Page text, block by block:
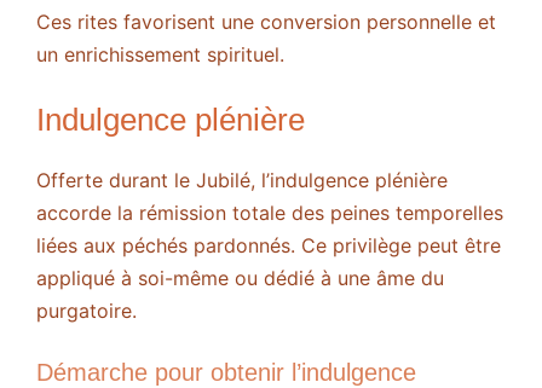
Ces rites favorisent une conversion personnelle et
un enrichissement spirituel.
Indulgence plénière
Offerte durant le Jubilé, l’indulgence plénière
accorde la rémission totale des peines temporelles
liées aux péchés pardonnés. Ce privilège peut être
appliqué à soi-même ou dédié à une âme du
purgatoire.
Démarche pour obtenir l’indulgence